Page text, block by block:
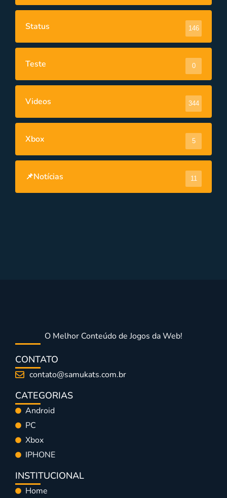
Status 146
Teste 0
Videos 344
Xbox 5
📌Notícias 11
O Melhor Conteúdo de Jogos da Web!
CONTATO
contato@samukats.com.br
CATEGORIAS
Android
PC
Xbox
IPHONE
INSTITUCIONAL
Home